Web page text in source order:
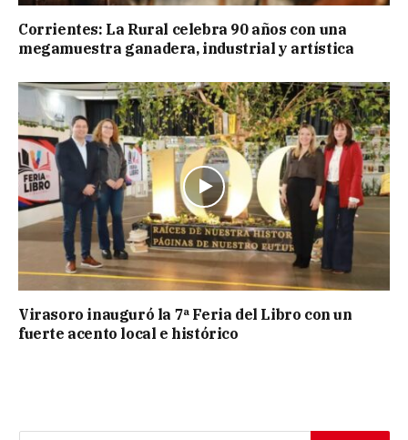
Corrientes: La Rural celebra 90 años con una
megamuestra ganadera, industrial y artística
Virasoro inauguró la 7ª Feria del Libro con un
fuerte acento local e histórico